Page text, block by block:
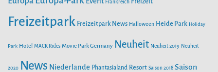
Frankreich
Freizeitpark Freizeitpark News Halloween Heide Park Holiday
Park Hotel MACK Rides Movie Park Germany Neuheit Neuheit 2019 Neuheit
2020 News Niederlande Phantasialand Resort Saison 2018 Saison